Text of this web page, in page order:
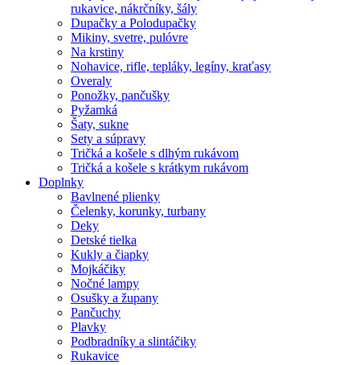
rukavice, nákrčníky, šály
Dupačky a Polodupačky
Mikiny, svetre, pulóvre
Na krstiny
Nohavice, rifle, tepláky, legíny, kraťasy
Overaly
Ponožky, pančušky
Pyžamká
Šaty, sukne
Sety a súpravy
Tričká a košele s dlhým rukávom
Tričká a košele s krátkym rukávom
Doplnky
Bavlnené plienky
Čelenky, korunky, turbany
Deky
Detské tielka
Kukly a čiapky
Mojkáčiky
Nočné lampy
Osušky a župany
Pančuchy
Plavky
Podbradníky a slintáčiky
Rukavice